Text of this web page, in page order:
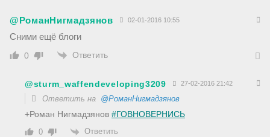
@РоманНигмадзянов 02-01-2016 10:55
Сними ещё блоги
0 Ответить
@sturm_waffendeveloping3209 27-02-2016 21:42
Ответить на @РоманНигмадзянов
+Роман Нигмадзянов #ГОВНОВЕРНИСЬ
0 Ответить